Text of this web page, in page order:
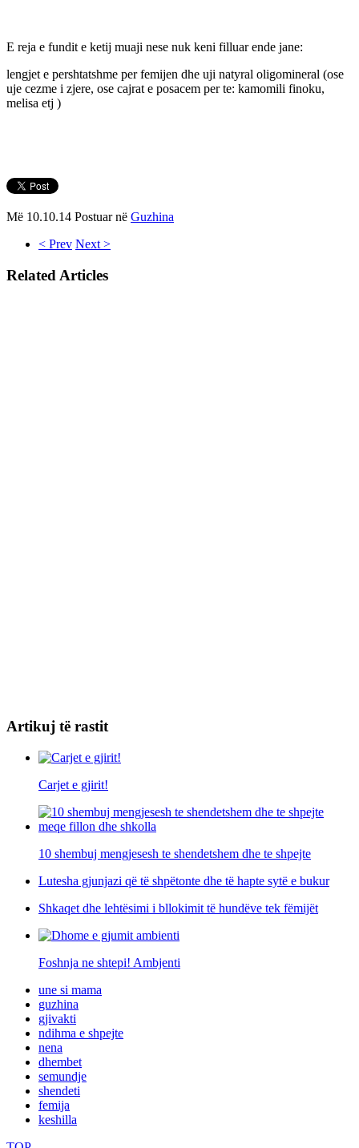
E reja e fundit e ketij muaji nese nuk keni filluar ende jane:
lengjet e pershtatshme per femijen dhe uji natyral oligomineral (ose
uje cezme i zjere, ose cajrat e posacem per te: kamomili finoku,
melisa etj )
Më 10.10.14 Postuar në Guzhina
< Prev Next >
Related Articles
Artikuj të rastit
Carjet e gjirit!
10 shembuj mengjesesh te shendetshem dhe te shpejte
Lutesha gjunjazi që të shpëtonte dhe të hapte sytë e bukur
Shkaqet dhe lehtësimi i bllokimit të hundëve tek fëmijët
Foshnja ne shtepi! Ambjenti
une si mama
guzhina
gjivakti
ndihma e shpejte
nena
dhembet
semundje
shendeti
femija
keshilla